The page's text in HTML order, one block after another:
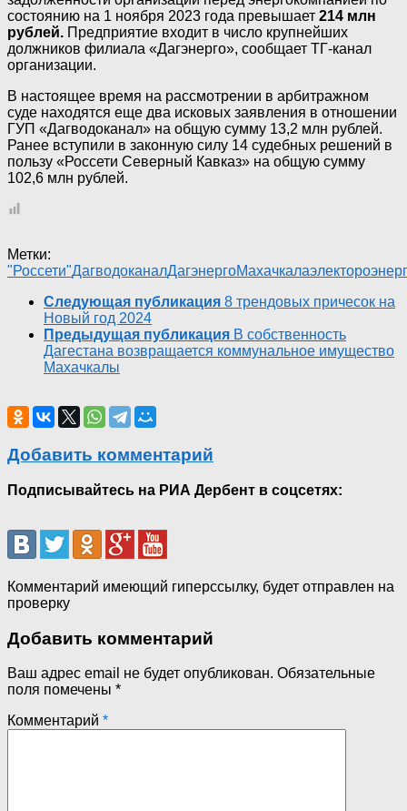
состоянию на 1 ноября 2023 года превышает 214 млн
рублей. Предприятие входит в число крупнейших
должников филиала «Дагэнерго», сообщает ТГ-канал
организации.
В настоящее время на рассмотрении в арбитражном
суде находятся еще два исковых заявления в отношении
ГУП «Дагводоканал» на общую сумму 13,2 млн рублей.
Ранее вступили в законную силу 14 судебных решений в
пользу «Россети Северный Кавказ» на общую сумму
102,6 млн рублей.
Метки:
"Россети"ДагводоканалДагэнергоМахачкала
Следующая публикация 8 трендовых причесок на
Новый год 2024
Предыдущая публикация В собственность
Дагестана возвращается коммунальное имущество
Махачкалы
Добавить комментарий
Подписывайтесь на РИА Дербент в соцсетях:
Комментарий имеющий гиперссылку, будет отправлен на
проверку
Добавить комментарий
Ваш адрес email не будет опубликован. Обязательные
поля помечены *
Комментарий *